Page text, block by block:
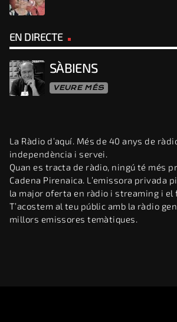
EN DIRECTE
SÀBIENS
VEURE MÉS
La Ràdio d’aquí. Més de 40 anys de
independència i servei.
Quan es tracta de ràdio, ningú té més
Cadena Pirenaica. L’emissora privada
la major oferta en ràdio i streaming i el
T’acostem al teu públic amb la ràdio
millors emissores temàtiques.